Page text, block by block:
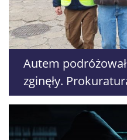
Autem
zginęły.
wyższej kary,
złagodzenie